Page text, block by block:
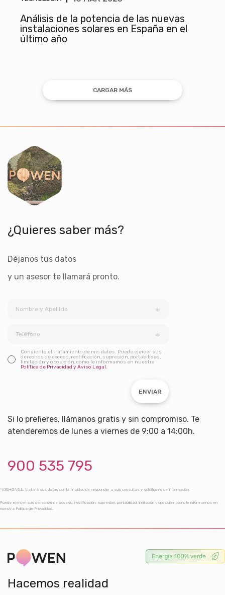
Análisis de la potencia de las nuevas
instalaciones solares en España en el
último año
CARGAR MÁS
¿Quieres saber más?
Déjanos tus datos
y un asesor te llamará pronto.
Consiento el tratamiento de mis datos. Puede ejercer sus
derechos de acceso, rectificación, supresión, portabilidad,
limitación y oposición, como le informamos en nuestra
Política de Privacidad y Aviso Legal.
ENVIAR
Si lo prefieres, llámanos gratis y sin compromiso. Te
atenderemos de lunes a viernes de 9:00 a 14:00h.
900 535 795
*KISHOA S.L. tratará sus datos con la finalidad de responder a sus consultas y solicitudes de información.
Puede ejercer sus derechos de acceso, rectificación, supresión, portabilidad, limitación y oposición, como le informamos en
nuestra Política de Privacidad.
Hacemos realidad